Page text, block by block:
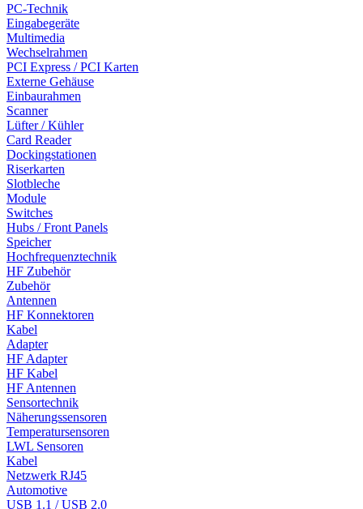
PC-Technik
Eingabegeräte
Multimedia
Wechselrahmen
PCI Express / PCI Karten
Externe Gehäuse
Einbaurahmen
Scanner
Lüfter / Kühler
Card Reader
Dockingstationen
Riserkarten
Slotbleche
Module
Switches
Hubs / Front Panels
Speicher
Hochfrequenztechnik
HF Zubehör
Zubehör
Antennen
HF Konnektoren
Kabel
Adapter
HF Adapter
HF Kabel
HF Antennen
Sensortechnik
Näherungssensoren
Temperatursensoren
LWL Sensoren
Kabel
Netzwerk RJ45
Automotive
USB 1.1 / USB 2.0